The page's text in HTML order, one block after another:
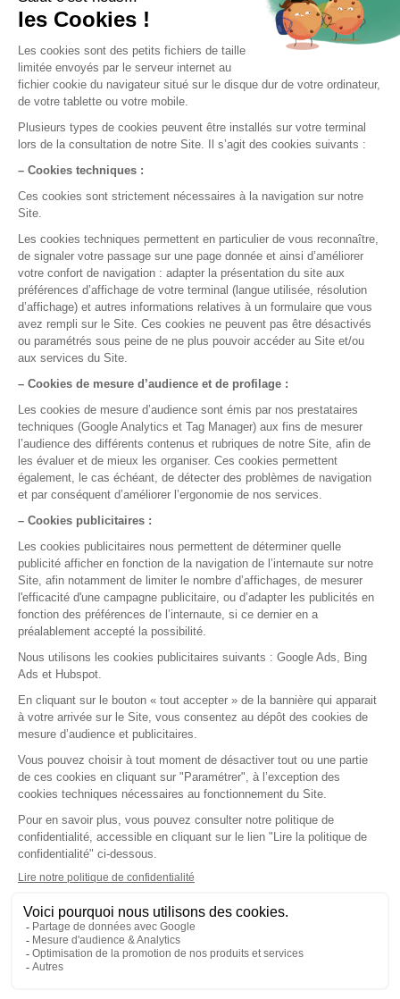
Démo en ligne
Prêt à nous essayer ?
Essayez gratuitement ou demandez une démo
Test gratuit Démo en ligne
La gestion médicale,
version smart !
Pour qui
Médecin spécialiste
Paramédicaux
Maisons de santé
Centre de santé
Fournisseurs
Nos solutions
Fonctionnalités
Application mobile
A propos
Notre société
Nos agréments
Nos partenaires
Le logiciel
Contact
Test gratuit
©2026Dr Santé • Tous droits réservés •